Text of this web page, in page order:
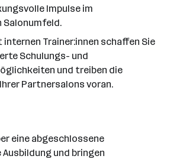
Impulse im
Salonumfeld.
internen Trainer:innen schaffen Sie
Schulungs- und
und treiben die
Partnersalons voran.
eine abgeschlossene
und bringen